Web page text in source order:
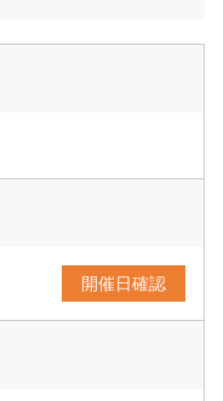
開催日確認